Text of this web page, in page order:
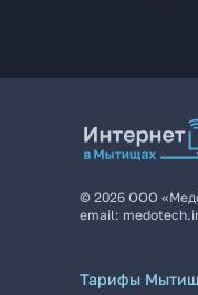
© 2026 ООО
email:
Тарифы